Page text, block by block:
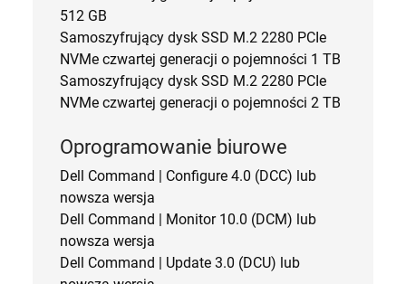
512 GB
Samoszyfrujący dysk SSD M.2 2280 PCIe
NVMe czwartej generacji o pojemności 1 TB
Samoszyfrujący dysk SSD M.2 2280 PCIe
NVMe czwartej generacji o pojemności 2 TB
Oprogramowanie biurowe
Dell Command | Configure 4.0 (DCC) lub
nowsza wersja
Dell Command | Monitor 10.0 (DCM) lub
nowsza wersja
Dell Command | Update 3.0 (DCU) lub